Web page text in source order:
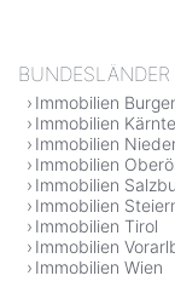
BUNDESLÄNDER
Immobilien
Immobilien
Immobilien
Immobilien
Immobilien
Immobilien
Immobilien Tirol
Immobilien
Immobilien Wien